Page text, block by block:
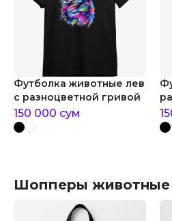
Футболка животные лев
с разноцветной гривой
150 000 сум
Шопперы животные